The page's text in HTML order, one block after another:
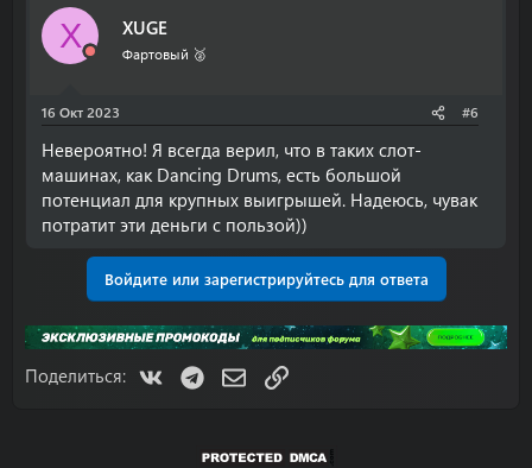
X XUGE
Фартовый 🥈
16 Окт 2023 #6
Невероятно! Я всегда верил, что в таких слот-
машинах, как Dancing Drums, есть большой
потенциал для крупных выигрышей. Надеюсь, чувак
потратит эти деньги с пользой))
Войдите или зарегистрируйтесь для ответа
Поделиться: VK TelegramЭлектронная почта
Ссылка